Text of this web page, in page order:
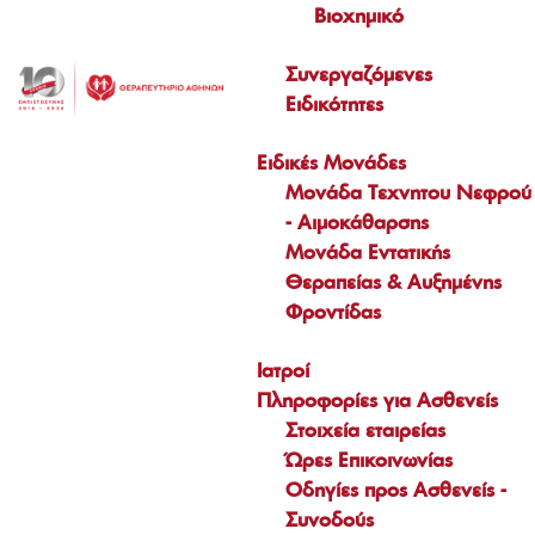
Βιοχημικό
Συνεργαζόμενες
Ειδικότητες
Ειδικές Μονάδες
Μονάδα Τεχνητου Νεφρού
- Αιμοκάθαρσης
Μονάδα Εντατικής
Θεραπείας & Αυξημένης
Φροντίδας
Ιατροί
Πληροφορίες για Ασθενείς
Στοιχεία εταιρείας
Ώρες Επικοινωνίας
Οδηγίες προς Ασθενείς -
Συνοδούς
ακολουθήσουμε
οφείλουμε να
να έχουμε
ήσυχο…
περισσότερα...
αυτών των
ξαναφορτώσει
το
Διαβάστε
περισσότερα...
Τρίτη, 01 Οκτωβρίου 2019